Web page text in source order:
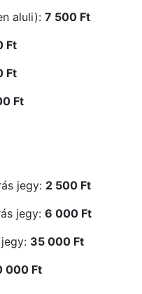
aluli): 7 500 Ft
Ft
Ft
Ft
jegy: 2 500 Ft
jegy: 6 000 Ft
35 000 Ft
000 Ft